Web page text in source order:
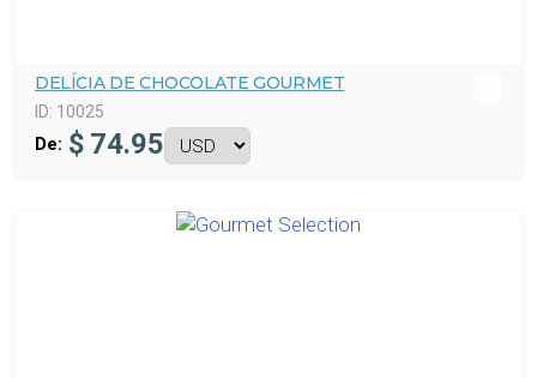
DELÍCIA DE CHOCOLATE GOURMET
ID: 10025
De: $ 74.95